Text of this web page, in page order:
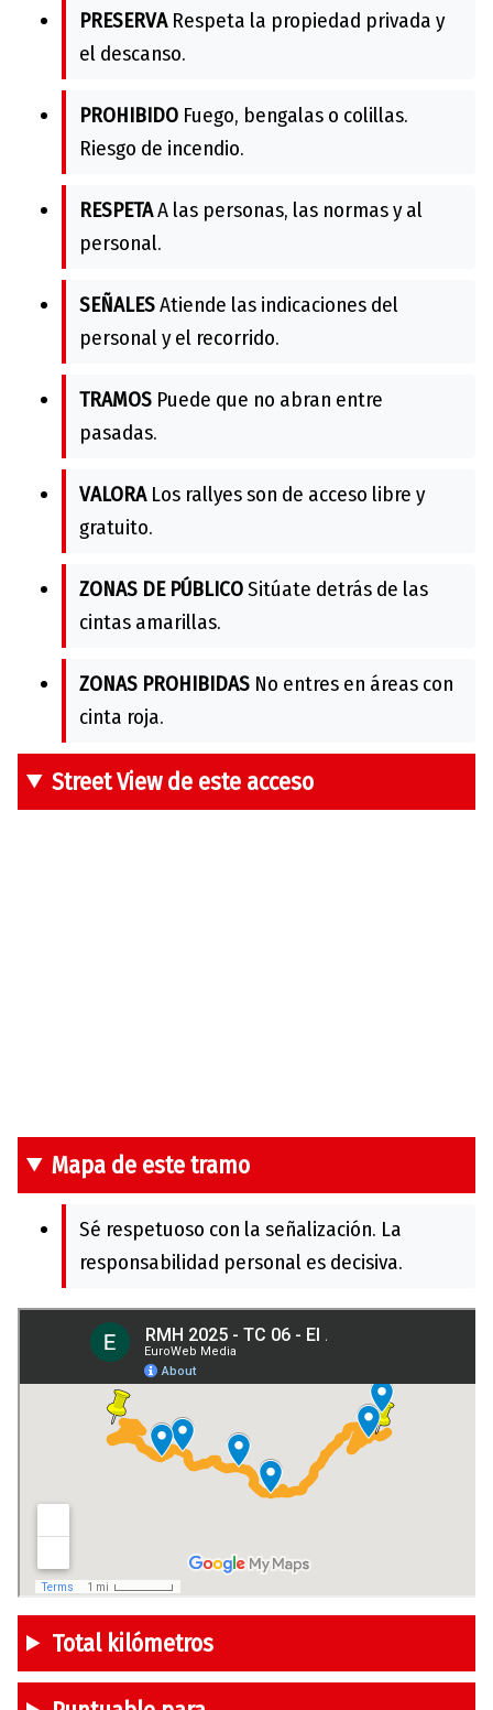
PRESERVARespeta la propiedad privada y
el descanso.
PROHIBIDO Fuego, bengalas o colillas.
Riesgo de incendio.
RESPETAA las personas, las normas y al
personal.
SEÑALESAtiende las indicaciones del
personal y el recorrido.
TRAMOS Puede que no abran entre
pasadas.
VALORALos rallyes son de acceso libre y
gratuito.
ZONAS DE PÚBLICOSitúate detrás de las
cintas amarillas.
ZONAS PROHIBIDAS No entres en áreas con
cinta roja.
Street View de este acceso
Mapa de este tramo
Sé respetuoso con la señalización. La
responsabilidad personal es decisiva.
Total kilómetros